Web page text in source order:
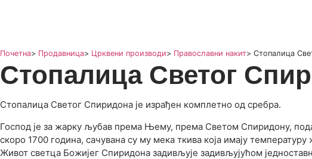
Почетна> Продавница> Црквени производи> Православни накит> Стопалица
Стопалица Светог
Стопалица Светог Спиридона је израђен комплетно од сребра.
Господ је за жарку љубав према Њему, према Светом Спиридону,
скоро 1700 година, сачувана су му мека ткива која имају
Живот светца Божијег Спиридона задивљује задивљујућом